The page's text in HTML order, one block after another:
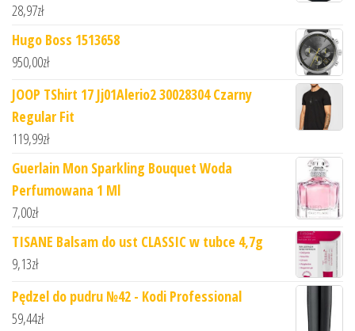
28,97zł
Hugo Boss 1513658
950,00zł
JOOP TShirt 17 Jj01Alerio2 30028304 Czarny
Regular Fit
119,99zł
Guerlain Mon Sparkling Bouquet Woda
Perfumowana 1 Ml
7,00zł
TISANE Balsam do ust CLASSIC w tubce 4,7g
9,13zł
Pędzel do pudru №42 - Kodi Professional
59,44zł